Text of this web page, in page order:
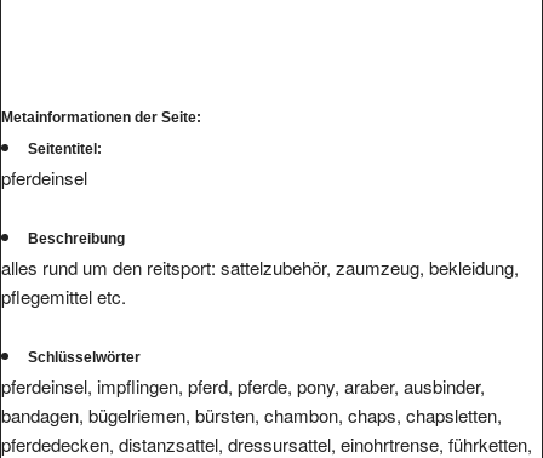
Metainformationen der Seite:
Seitentitel:
pferdeinsel
Beschreibung
alles rund um den reitsport: sattelzubehör, zaumzeug, bekleidung,
pflegemittel etc.
Schlüsselwörter
pferdeinsel, impflingen, pferd, pferde, pony, araber, ausbinder,
bandagen, bügelriemen, bürsten, chambon, chaps, chapsletten,
pferdedecken, distanzsattel, dressursattel, einohrtrense, führketten,